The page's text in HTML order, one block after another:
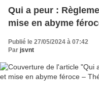
Qui a peur :
mise en abyme
Publié le 27/05/2024 à 07:42
Par jsvnt